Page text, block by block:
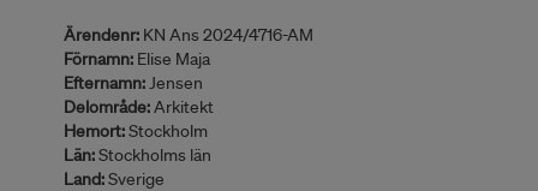
Ärendenr: KN Ans 2024/4716-AM
Förnamn: Elise Maja
Efternamn:Jensen
Delområde:Arkitekt
Hemort:Stockholm
Län:Stockholms län
Land:Sverige